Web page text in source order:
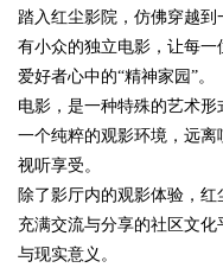
uz
踏入红尘影院，仿佛穿越
有小众的独立电影，让每
爱好者心中的“精神家园”。
电影，是一种特殊的艺术
一个纯粹的观影环境，远
视听享受。
除了影厅内的观影体验，
充满交流与分享的社区文
与现实意义。